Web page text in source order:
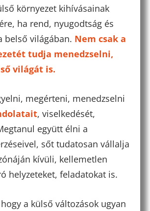
környezet kihívásainak
ha rend, nyugodtság és
belső világában. Nem csak a
tudja menedzselni,
világát is.
megérteni, menedzselni
, viselkedését,
együtt élni a
sőt tudatosan vállalja
kívüli, kellemetlen
helyzeteket, feladatokat is.
a külső változások ugyan